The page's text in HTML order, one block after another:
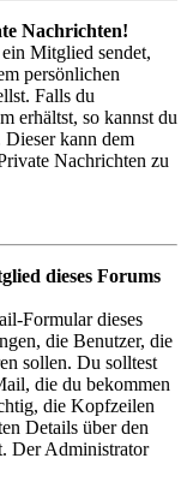
Nachrichten!
Mitglied sendet,
persönlichen
Falls du
erhältst, so kannst du
kann dem
Nachrichten zu
dieses Forums
Formular dieses
die Benutzer, die
sollen. Du solltest
die du bekommen
die Kopfzeilen
Details über den
Der Administrator